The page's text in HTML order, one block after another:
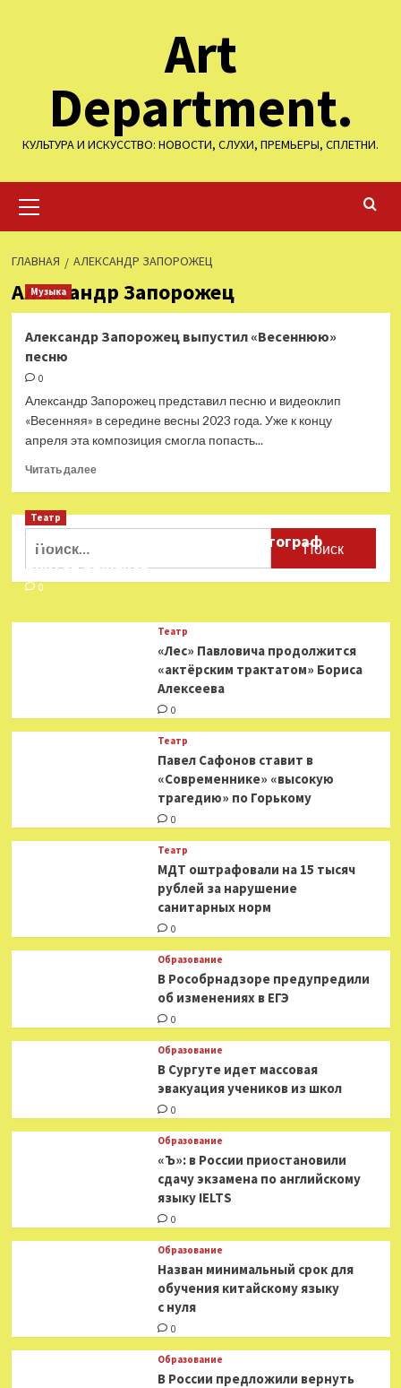
Art
Department.
КУЛЬТУРА И ИСКУССТВО: НОВОСТИ, СЛУХИ, ПРЕМЬЕРЫ, СПЛЕТНИ.
меню
ГЛАВНАЯ АЛЕКСАНДР ЗАПОРОЖЕЦ
Александр Запорожец
Музыка
Александр Запорожец выпустил «Весеннюю»
песню
0
Александр Запорожец представил песню и видеоклип
«Весенняя» в середине весны 2023 года. Уже к концу
апреля эта композиция смогла попасть...
Читать далееПрочитать
Александр
«Весеннюю»
песню
Найти:
Театр
Ушёл из жизни театральный фотограф
Виктор Баженов
0
Театр
«Лес» Павловича продолжится
«актёрским трактатом» Бориса
Алексеева
0
Театр
Павел Сафонов ставит в
«Современнике» «высокую
трагедию» по Горькому
0
Театр
МДТ оштрафовали на 15 тысяч
рублей за нарушение
санитарных норм
0
Образование
В Рособрнадзоре предупредили
об изменениях в ЕГЭ
0
Образование
В Сургуте идет массовая
эвакуация учеников из школ
0
Образование
«Ъ»: в России приостановили
сдачу экзамена по английскому
языку IELTS
0
Образование
Назван минимальный срок для
обучения китайскому языку
с нуля
0
Образование
В России предложили вернуть